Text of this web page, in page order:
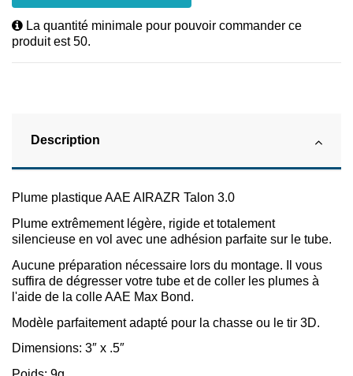
La quantité minimale pour pouvoir commander ce
produit est 50.
Description
Plume plastique AAE AIRAZR Talon 3.0
Plume extrêmement légère, rigide et totalement
silencieuse en vol avec une adhésion parfaite sur le tube.
Aucune préparation nécessaire lors du montage. Il vous
suffira de dégresser votre tube et de coller les plumes à
l'aide de la colle AAE Max Bond.
Modèle parfaitement adapté pour la chasse ou le tir 3D.
Dimensions: 3″ x .5″